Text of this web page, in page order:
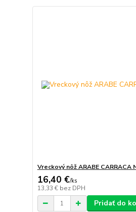
Vreckový nôž ARABE CARRACA
16,40 €/ks
13,33 € bez DPH
Pridať do